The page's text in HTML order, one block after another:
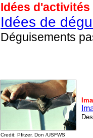
Idées d'activités
Idées de
Déguisements
Credit: Pfitzer, Don /USFWS
Des